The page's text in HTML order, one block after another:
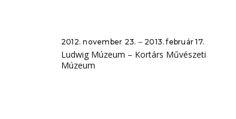
2012. november 23. ‒ 2013. február 17.
Ludwig Múzeum – Kortárs Művészeti
Múzeum